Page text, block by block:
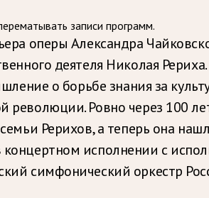
записи программ.
оперы Александра
деятеля Николая
о борьбе знания за
Ровно через 100
Рерихов, а теперь она
исполнении с
симфонический оркестр